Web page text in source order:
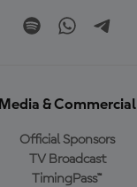
Media & Commercial
Official Sponsors
TV Broadcast
TimingPass™